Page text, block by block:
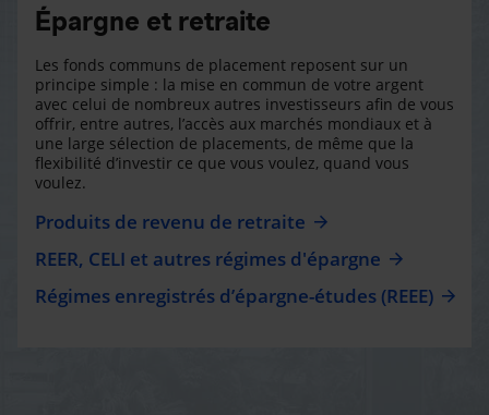
Épargne et retraite
Les fonds communs de placement reposent sur un
principe simple : la mise en commun de votre argent
avec celui de nombreux autres investisseurs afin de vous
offrir, entre autres, l’accès aux marchés mondiaux et à
une large sélection de placements, de même que la
flexibilité d’investir ce que vous voulez, quand vous
voulez.
Produits de revenu de retraite
REER, CELI et autres régimes d'épargne
Régimes enregistrés d’épargne-études (REEE)